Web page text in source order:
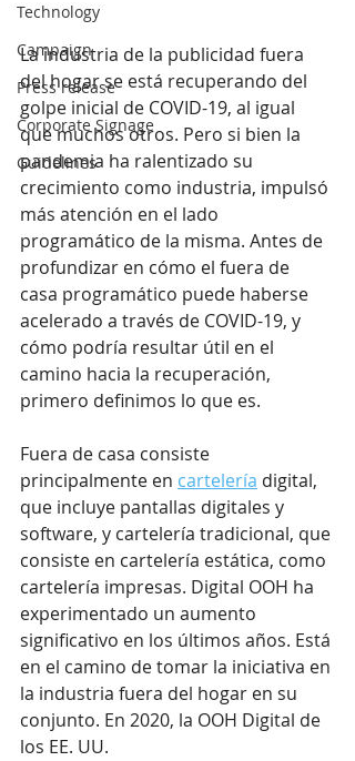
Technology
Campaign
Press release
Corporate Signage
Guidelines
La industria de la publicidad fuera
del hogar se está recuperando del
golpe inicial de COVID-19, al igual
que muchos otros. Pero si bien la
pandemia ha ralentizado su
crecimiento como industria, impulsó
más atención en el lado
programático de la misma. Antes de
profundizar en cómo el fuera de
casa programático puede haberse
acelerado a través de COVID-19, y
cómo podría resultar útil en el
camino hacia la recuperación,
primero definimos lo que es.
Fuera de casa consiste
principalmente en cartelería digital,
que incluye pantallas digitales y
software, y cartelería tradicional, que
consiste en cartelería estática, como
cartelería impresas. Digital OOH ha
experimentado un aumento
significativo en los últimos años. Está
en el camino de tomar la iniciativa en
la industria fuera del hogar en su
conjunto. En 2020, la OOH Digital de
los EE. UU.